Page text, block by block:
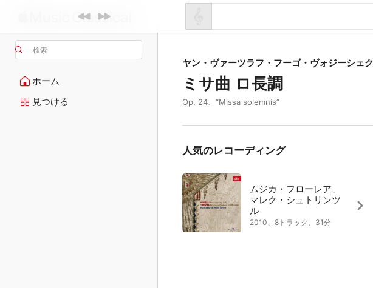
検索
ホーム
見つける
ヤン・ヴァーツラフ・フーゴ・ヴォジーシェク
ミサ曲 ロ長調
Op. 24、“Missa solemnis”
人気のレコーディング
ムジカ・フローレア、
マレク・シュトリンツ
ル
2010、8トラック、31分